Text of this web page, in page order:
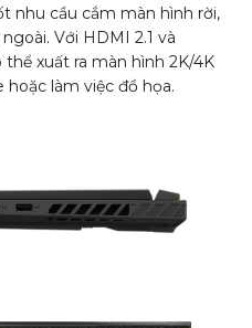
nhu cầu cắm màn hình rời,
Với HDMI 2.1 và
xuất ra màn hình 2K/4K
làm việc đồ họa.​